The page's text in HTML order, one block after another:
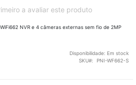
a avaliar este produto
NVR e 4 câmeras externas sem fio de 2MP
Disponibilidade: Em stock
SKU
PNI-WF662-S